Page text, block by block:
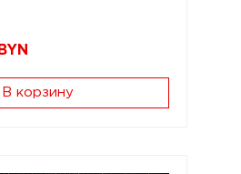
BYN
В корзину